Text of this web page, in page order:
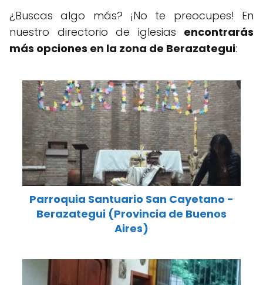
¿Buscas algo más? ¡No te preocupes! En
nuestro directorio de iglesias encontrarás
más opciones en la zona de Berazategui:
Parroquia Santuario San Cayetano -
Berazategui (Provincia de Buenos
Aires)